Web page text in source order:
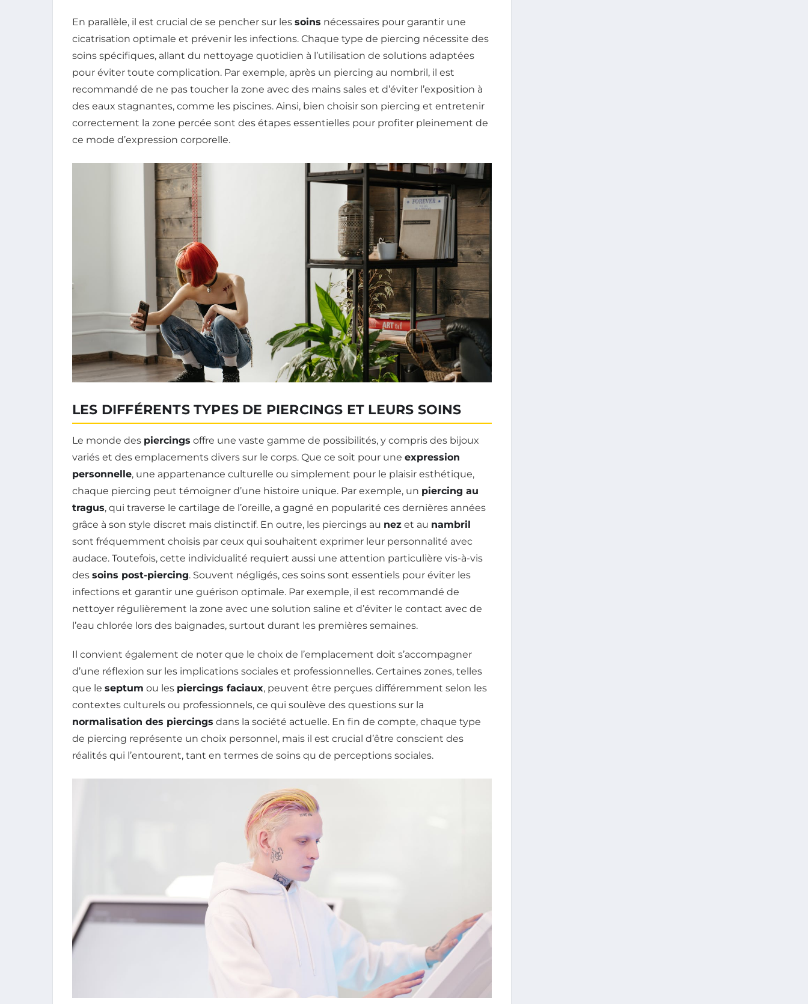
En parallèle, il est crucial de se pencher sur les soins nécessaires pour garantir une
cicatrisation optimale et prévenir les infections. Chaque type de piercing nécessite des
soins spécifiques, allant du nettoyage quotidien à l’utilisation de solutions adaptées
pour éviter toute complication. Par exemple, après un piercing au nombril, il est
recommandé de ne pas toucher la zone avec des mains sales et d’éviter l’exposition à
des eaux stagnantes, comme les piscines. Ainsi, bien choisir son piercing et entretenir
correctement la zone percée sont des étapes essentielles pour profiter pleinement de
ce mode d’expression corporelle.
LES DIFFÉRENTS TYPES DE PIERCINGS ET LEURS SOINS
Le monde des piercings offre une vaste gamme de possibilités, y compris des bijoux
variés et des emplacements divers sur le corps. Que ce soit pour une expression
personnelle, une appartenance culturelle ou simplement pour le plaisir esthétique,
chaque piercing peut témoigner d’une histoire unique. Par exemple, un piercing au
tragus, qui traverse le cartilage de l’oreille, a gagné en popularité ces dernières années
grâce à son style discret mais distinctif. En outre, les piercings au nez et au nambril
sont fréquemment choisis par ceux qui souhaitent exprimer leur personnalité avec
audace. Toutefois, cette individualité requiert aussi une attention particulière vis-à-vis
des soins post-piercing. Souvent négligés, ces soins sont essentiels pour éviter les
infections et garantir une guérison optimale. Par exemple, il est recommandé de
nettoyer régulièrement la zone avec une solution saline et d’éviter le contact avec de
l’eau chlorée lors des baignades, surtout durant les premières semaines.
Il convient également de noter que le choix de l’emplacement doit s’accompagner
d’une réflexion sur les implications sociales et professionnelles. Certaines zones, telles
que le septum ou les piercings faciaux, peuvent être perçues différemment selon les
contextes culturels ou professionnels, ce qui soulève des questions sur la
normalisation des piercings dans la société actuelle. En fin de compte, chaque type
de piercing représente un choix personnel, mais il est crucial d’être conscient des
réalités qui l’entourent, tant en termes de soins qu de perceptions sociales.